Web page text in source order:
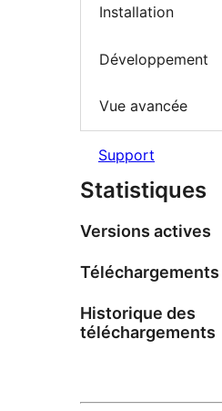
Installation
Développement
Vue avancée
Support
Statistiques
Versions actives
Historique des
téléchargements